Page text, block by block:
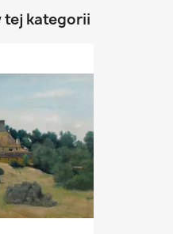
tej kategorii